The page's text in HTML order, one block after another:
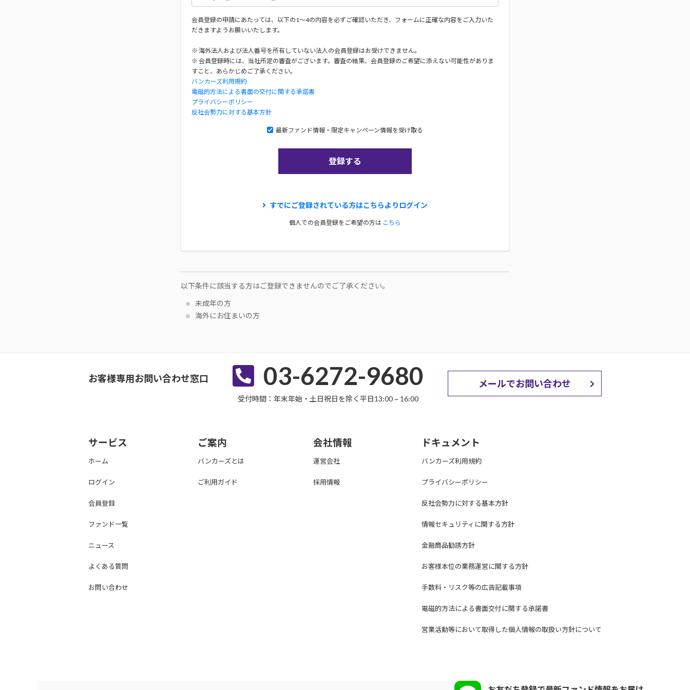
会員登録の申請にあたっては、以下の1～4の内容を必ずご確認いただき、フォームに正確な内容をご入力いた
だきますようお願いいたします。
※ 海外法人および法人番号を所有していない法人の会員登録はお受けできません。
※ 会員登録時には、当社所定の審査がございます。審査の結果、会員登録のご希望に添えない可能性がありま
すこと、あらかじめご了承ください。
バンカーズ利用規約
電磁的方法による書面の交付に関する承諾書
プライバシーポリシー
反社会勢力に対する基本方針
最新ファンド情報・限定キャンペーン情報を受け取る
すでにご登録されている方はこちらよりログイン
個人での会員登録をご希望の方は こちら
以下条件に該当する方はご登録できませんのでご了承ください。
未成年の方
海外にお住まいの方
お客様専用お問い合わせ窓口 03-6272-9680
受付時間：年末年始・土日祝日を除く平日13:00 ~ 16:00
メールでお問い合わせ
サービス
ホーム
ログイン
会員登録
ファンド一覧
ニュース
よくある質問
お問い合わせ
ご案内
バンカーズとは
ご利用ガイド
会社情報
運営会社
採用情報
ドキュメント
バンカーズ利用規約
プライバシーポリシー
反社会勢力に対する基本方針
情報セキュリティに関する方針
金融商品勧誘方針
お客様本位の業務運営に関する方針
手数料・リスク等の広告記載事項
電磁的方法による書面交付に関する承諾書
営業活動等において取得した個人情報の取扱い方針について